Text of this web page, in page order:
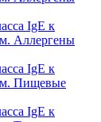
IgE к
Аллергены
IgE к
Пищевые
IgE к